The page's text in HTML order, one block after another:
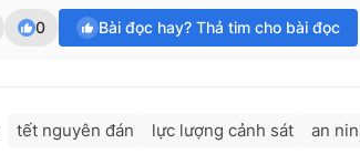
0 Bài đọc hay? Thả tim cho bài đọc
tết nguyên đán lực lượng cảnh sát an